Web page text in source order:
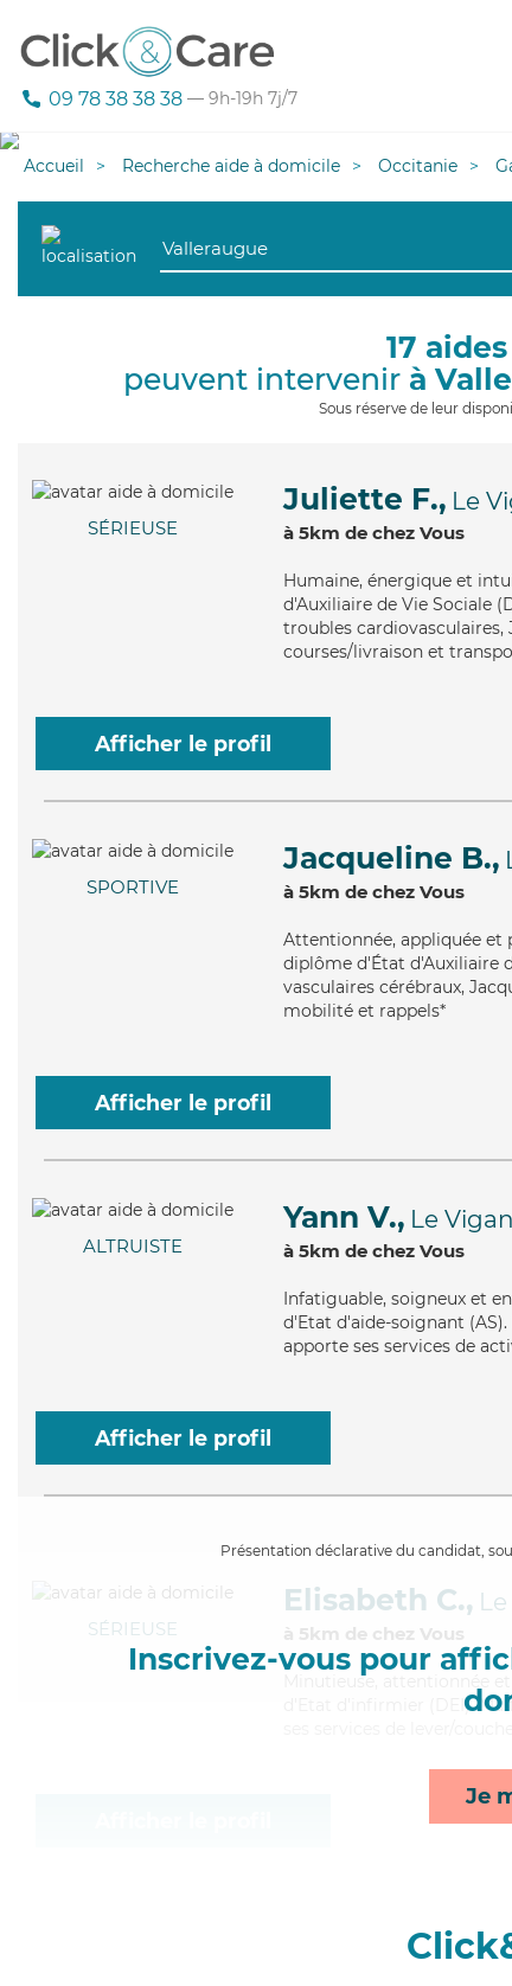
09 78 38 38 38 — 9h-19h 7j/7
Accueil Recherche aide à domicile Occitanie
17
peuvent intervenir à
Sous réserve de leur
SÉRIEUSE
Juliette F., Le
à 5km de chez Vous
Humaine, énergique et
d'Auxiliaire de Vie Sociale
troubles
courses/livraison et
Afficher le profil
SPORTIVE
Jacqueline B.,
à 5km de chez Vous
Attentionnée, appliquée et
diplôme d'État d'Auxiliaire
vasculaires cérébraux,
mobilité et rappels*
Afficher le profil
ALTRUISTE
Yann V., Le Vigan
à 5km de chez Vous
Infatiguable, soigneux et
d'Etat d'aide-soignant
apporte ses services de
Afficher le profil
Présentation déclarative du candidat,
Inscrivez-vous pour
Je
SÉRIEUSE
Elisabeth C.,
à 5km de chez Vous
Minutieuse
, attentionnée
d'Etat d'infirmier (DEI).